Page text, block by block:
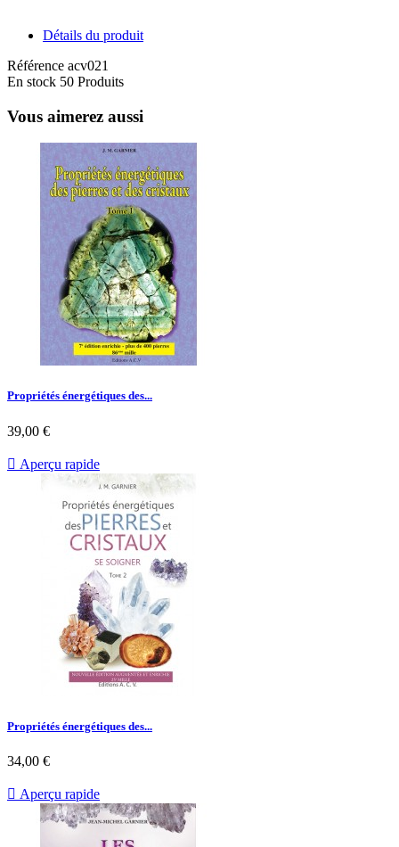
Détails du produit
Référence acv021
En stock 50 Produits
Vous aimerez aussi
Propriétés énergétiques des...
39,00 €
 Aperçu rapide
Propriétés énergétiques des...
34,00 €
 Aperçu rapide